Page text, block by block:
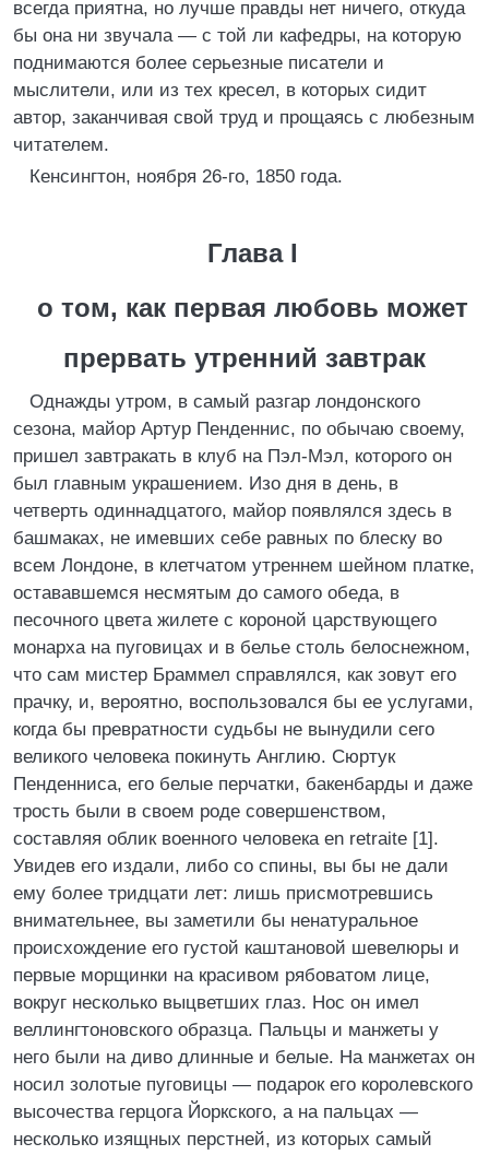
всегда приятна, но лучше правды нет ничего, откуда
бы она ни звучала — с той ли кафедры, на которую
поднимаются более серьезные писатели и
мыслители, или из тех кресел, в которых сидит
автор, заканчивая свой труд и прощаясь с любезным
читателем.
Кенсингтон, ноября 26-го, 1850 года.
Глава I
о том, как первая любовь может
прервать утренний завтрак
Однажды утром, в самый разгар лондонского
сезона, майор Артур Пенденнис, по обычаю своему,
пришел завтракать в клуб на Пэл-Мэл, которого он
был главным украшением. Изо дня в день, в
четверть одиннадцатого, майор появлялся здесь в
башмаках, не имевших себе равных по блеску во
всем Лондоне, в клетчатом утреннем шейном платке,
остававшемся несмятым до самого обеда, в
песочного цвета жилете с короной царствующего
монарха на пуговицах и в белье столь белоснежном,
что сам мистер Браммел справлялся, как зовут его
прачку, и, вероятно, воспользовался бы ее услугами,
когда бы превратности судьбы не вынудили сего
великого человека покинуть Англию. Сюртук
Пенденниса, его белые перчатки, бакенбарды и даже
трость были в своем роде совершенством,
составляя облик военного человека en retraite [1].
Увидев его издали, либо со спины, вы бы не дали
ему более тридцати лет: лишь присмотревшись
внимательнее, вы заметили бы ненатуральное
происхождение его густой каштановой шевелюры и
первые морщинки на красивом рябоватом лице,
вокруг несколько выцветших глаз. Нос он имел
веллингтоновского образца. Пальцы и манжеты у
него были на диво длинные и белые. На манжетах он
носил золотые пуговицы — подарок его королевского
высочества герцога Йоркского, а на пальцах —
несколько изящных перстней, из которых самый